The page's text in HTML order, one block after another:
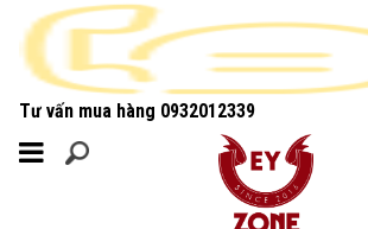
Tư vấn mua hàng 0932012339
MENU